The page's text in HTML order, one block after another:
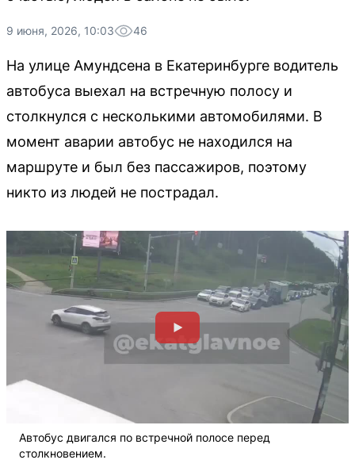
9 июня, 2026, 10:03 46
На улице Амундсена в Екатеринбурге водитель
автобуса выехал на встречную полосу и
столкнулся с несколькими автомобилями. В
момент аварии автобус не находился на
маршруте и был без пассажиров, поэтому
никто из людей не пострадал.
Автобус двигался по встречной полосе перед
столкновением.